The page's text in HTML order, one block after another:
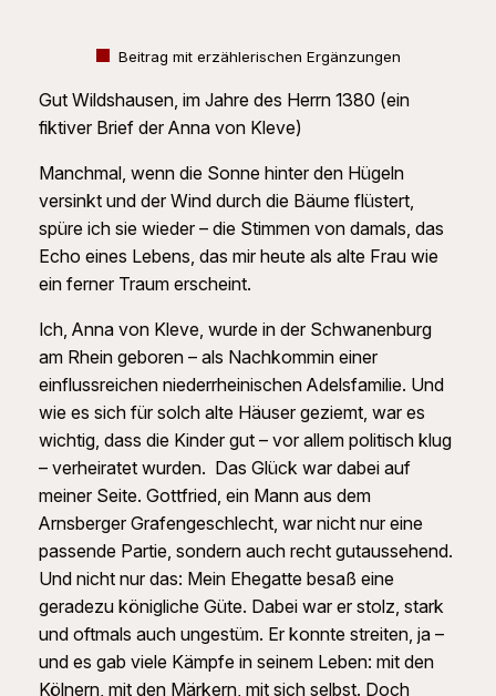
Beitrag mit erzählerischen Ergänzungen
Gut Wildshausen, im Jahre des Herrn 1380 (ein
fiktiver Brief der Anna von Kleve)
Manchmal, wenn die Sonne hinter den Hügeln
versinkt und der Wind durch die Bäume flüstert,
spüre ich sie wieder – die Stimmen von damals, das
Echo eines Lebens, das mir heute als alte Frau wie
ein ferner Traum erscheint.
Ich, Anna von Kleve, wurde in der Schwanenburg
am Rhein geboren – als Nachkommin einer
einflussreichen niederrheinischen Adelsfamilie. Und
wie es sich für solch alte Häuser geziemt, war es
wichtig, dass die Kinder gut – vor allem politisch klug
– verheiratet wurden. Das Glück war dabei auf
meiner Seite. Gottfried, ein Mann aus dem
Arnsberger Grafengeschlecht, war nicht nur eine
passende Partie, sondern auch recht gutaussehend.
Und nicht nur das: Mein Ehegatte besaß eine
geradezu königliche Güte. Dabei war er stolz, stark
und oftmals auch ungestüm. Er konnte streiten, ja –
und es gab viele Kämpfe in seinem Leben: mit den
Kölnern, mit den Märkern, mit sich selbst. Doch